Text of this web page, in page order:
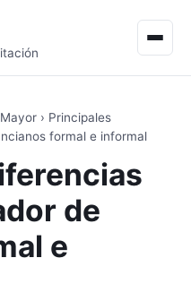
› Principales
formal e informal
de
e